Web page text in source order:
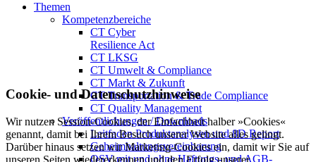
Themen
Kompetenzbereiche
CT Cyber
Resilience Act
CT LKSG
CT Umwelt & Compliance
CT Markt & Zukunft
CT Transportation & Trade Compliance
CT Quality Management
Veröffentlichungen / Downloads
Leitfaden Produktanalysen und 8D Report
Geheimhaltungsverein­barung
QSV mit und ohne Haftungs- und AGB-
Cookie- und Datenschutzhinweise
Wir nutzen Session-Cookies, der Einfachheit halber »Cookies«
genannt, damit bei Ihrem Besuch unserer Website alles gelingt.
Darüber hinaus setzen wir Marketing-Cookies ein, damit wir Sie auf
unseren Seiten wiedererkennen und den Erfolg unserer